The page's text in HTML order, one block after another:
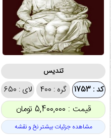
تندیس
کد : 1753 گره : 400 لای : 650
قیمت : 5,400,000 تومان
مشاهده جزئیات بیشتر نخ و نقشه